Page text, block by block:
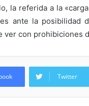
la referida a la
ante la posibilidad
ver con prohibiciones
Twitter